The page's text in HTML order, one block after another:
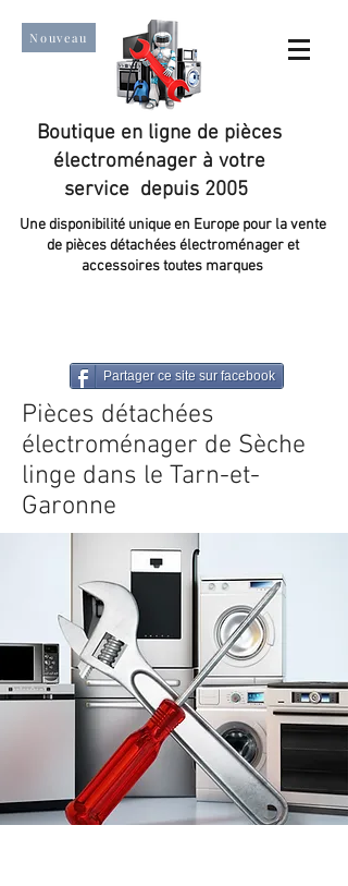
Nouveau
Boutique en ligne de pièces
électroménager à votre
service depuis 2005
Une disponibilité unique en Europe pour la vente
de pièces détachées électroménager et
accessoires toutes marques
Partager ce site sur facebook
Pièces détachées
électroménager de Sèche
linge dans le Tarn-et-
Garonne